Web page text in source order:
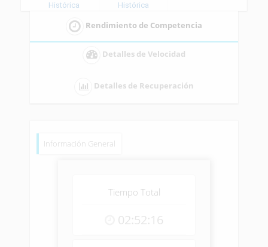
Histórica
Histórica
Rendimiento de Competencia
Detalles de Velocidad
Detalles de Recuperación
Información General
Tiempo Total
02:52:16